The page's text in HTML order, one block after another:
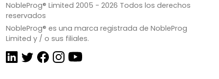
NobleProg® Limited 2005 - 2026 Todos los derechos
reservados
NobleProg® es una marca registrada de NobleProg
Limited y / o sus filiales.